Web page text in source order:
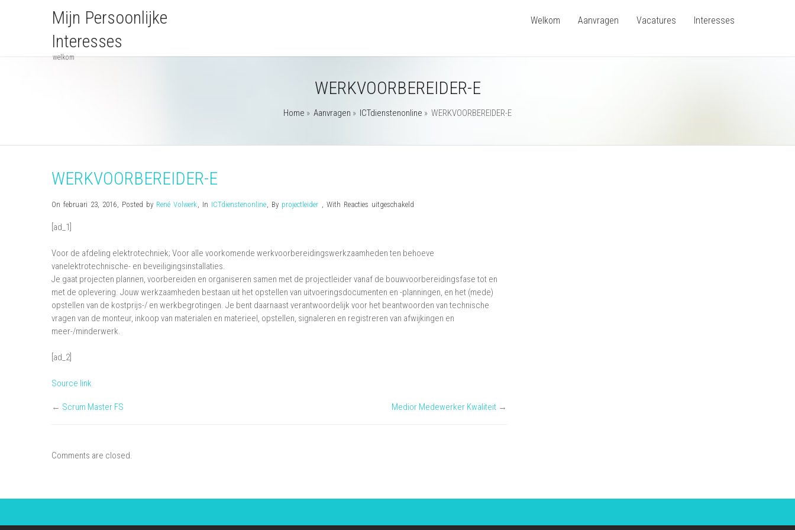
Mijn Persoonlijke
Interesses
welkom
Welkom Aanvragen Vacatures Interesses
WERKVOORBEREIDER-E
Home » Aanvragen » ICTdienstenonline » WERKVOORBEREIDER-E
WERKVOORBEREIDER-E
On februari 23, 2016, Posted by René Volwerk, In ICTdienstenonline, By projectleider , With Reacties uitgeschakeld
[ad_1]
Voor de afdeling elektrotechniek; Voor alle voorkomende werkvoorbereidingswerkzaamheden ten behoeve
vanelektrotechnische- en beveiligingsinstallaties.
Je gaat projecten plannen, voorbereiden en organiseren samen met de projectleider vanaf de bouwvoorbereidingsfase tot en
met de oplevering. Jouw werkzaamheden bestaan uit het opstellen van uitvoeringsdocumenten en -planningen, en het (mede)
opstellen van de kostprijs-/ en werkbegrotingen. Je bent daarnaast verantwoordelijk voor het beantwoorden van technische
vragen van de monteur, inkoop van materialen en materieel, opstellen, signaleren en registreren van afwijkingen en
meer-/minderwerk.
[ad_2]
Source link
← Scrum Master FS Medior Medewerker Kwaliteit →
Comments are closed.